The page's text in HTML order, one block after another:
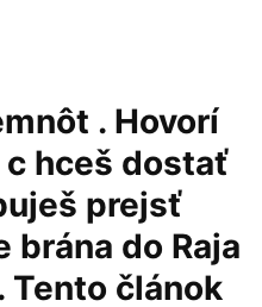
. Hovorí
hceš dostať
prejsť
brána do Raja
Tento článok